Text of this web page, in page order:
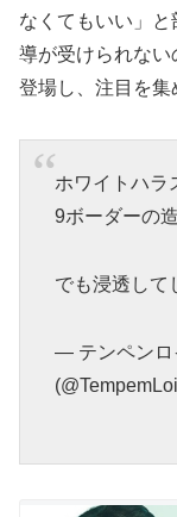
なくてもいい」
導が受けられな
登場し、注目を集
ホワイトハラ
9ボーダーの
でも浸透して
— テンペンロ